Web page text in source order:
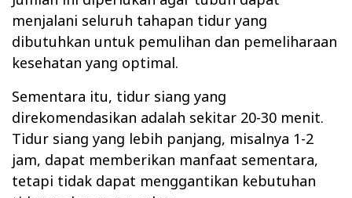
menjalani seluruh tahapan tidur yang
dibutuhkan untuk pemulihan dan pemeliharaan
kesehatan yang optimal.
Sementara itu, tidur siang yang
direkomendasikan adalah sekitar 20-30 menit.
Tidur siang yang lebih panjang, misalnya 1-2
jam, dapat memberikan manfaat sementara,
tetapi tidak dapat menggantikan kebutuhan